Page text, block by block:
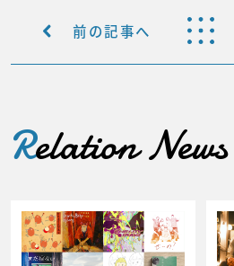
前の記事へ
Relation News